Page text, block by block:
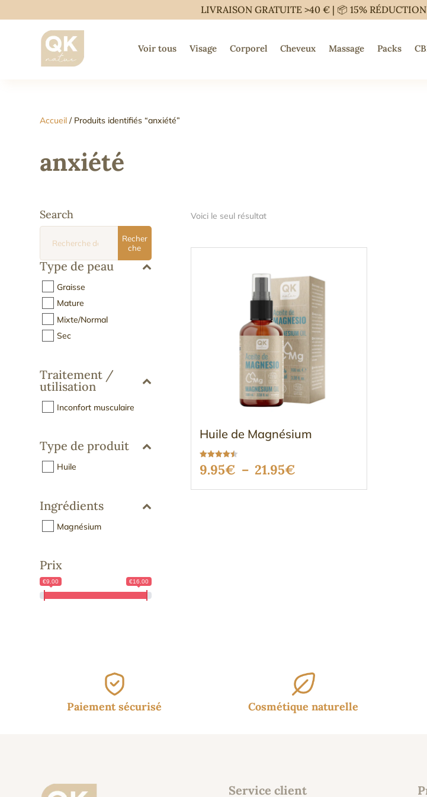
LIVRAISON GRATUITE >40 € | 📦 15%
Voir tous Visage Corporel Cheveux Massage Packs
Accueil / Produits identifiés “anxiété”
anxiété
Search
pour :
Recher
che
Type de peau
Graisse
Mature
Mixte/Normal
Sec
Traitement /
utilisation
Inconfort musculaire
Type de produit
Huile
Ingrédients
Magnésium
Prix
€9.00 €16.00
Voici le seul résultat
Huile de Magnésium
Note
4.48
9.95€ – 21.95€
de
Paiement sécurisé Cosmétique naturelle
Service client